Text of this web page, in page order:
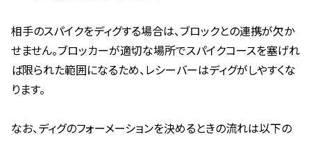
相手のスパイクをディグする場合は、ブロックとの連携が欠か
せません。ブロッカーが適切な場所でスパイクコースを塞げれ
ば限られた範囲になるため、レシーバーはディグがしやすくな
ります。
なお、ディグのフォーメーションを決めるときの流れは以下の